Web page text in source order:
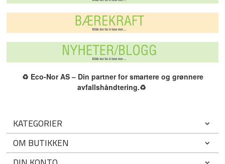
♻️ Eco-Nor AS – Din partner for smartere og grønnere
avfallshåndtering.♻️
KATEGORIER
OM BUTIKKEN